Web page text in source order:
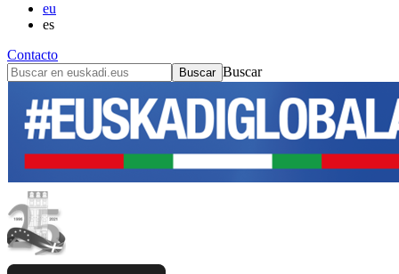
eu
es
Contacto
Buscar